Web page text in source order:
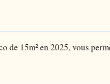
15m² en 2025, vous